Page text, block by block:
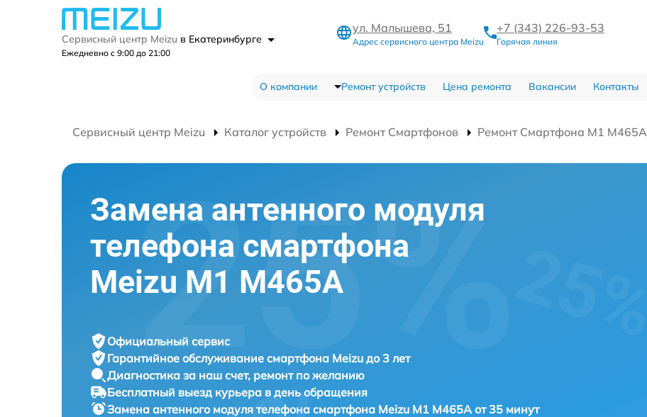
Сервисный центр Meizu в Екатеринбурге
Ежедневно с 9:00 до 21:00
ул. Малышева, 51
Адрес сервисного центра Meizu
+7 (343) 226-93-53
Горячая линия
О компании Ремонт устройств Цена ремонта Вакансии Контакты
Сервисный центр Meizu Каталог устройств Ремонт Смартфонов Ремонт Смартфона M1 M465A
Замена антенного модуля
телефона смартфона
Meizu M1 M465A
Официальный сервис
Гарантийное обслуживание смартфона Meizu до 3 лет
Диагностика за наш счет, ремонт по желанию
Бесплатный выезд курьера в день обращения
Замена антенного модуля телефона смартфона Meizu M1 M465A от 35 минут